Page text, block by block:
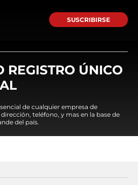
SUSCRIBIRSE
REGISTRO ÚNICO
de cualquier empresa de
teléfono, y mas en la base de
del país.